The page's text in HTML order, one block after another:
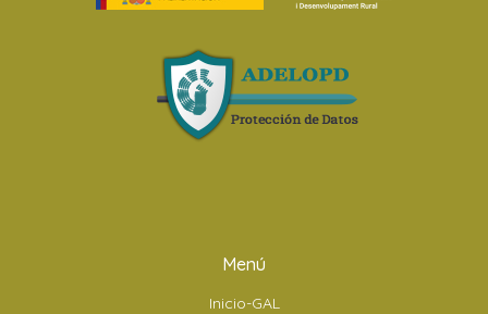
Menú
Inicio-GAL